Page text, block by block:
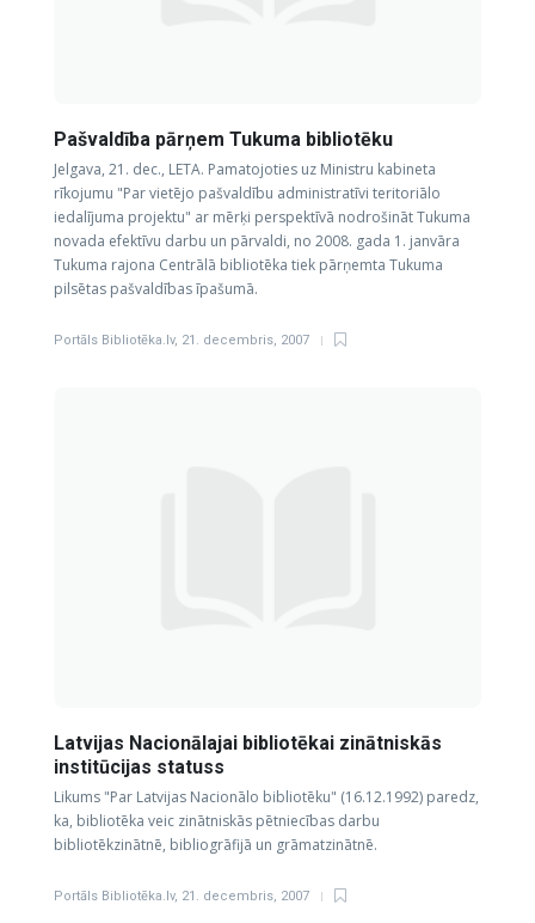
Pašvaldība pārņem Tukuma bibliotēku
Jelgava, 21. dec., LETA. Pamatojoties uz Ministru kabineta
rīkojumu "Par vietējo pašvaldību administratīvi teritoriālo
iedalījuma projektu" ar mērķi perspektīvā nodrošināt Tukuma
novada efektīvu darbu un pārvaldi, no 2008. gada 1. janvāra
Tukuma rajona Centrālā bibliotēka tiek pārņemta Tukuma
pilsētas pašvaldības īpašumā.
Portāls Bibliotēka.lv, 21. decembris, 2007
Latvijas Nacionālajai bibliotēkai zinātniskās
institūcijas statuss
Likums "Par Latvijas Nacionālo bibliotēku" (16.12.1992) paredz,
ka, bibliotēka veic zinātniskās pētniecības darbu
bibliotēkzinātnē, bibliogrāfijā un grāmatzinātnē.
Portāls Bibliotēka.lv, 21. decembris, 2007